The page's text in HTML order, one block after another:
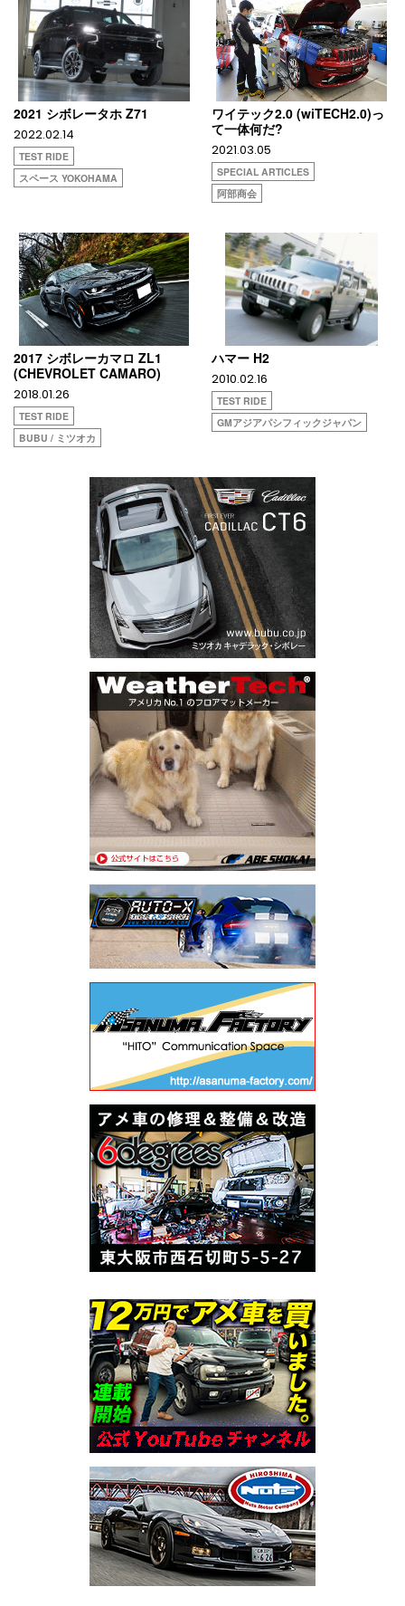
2021 シボレータホ Z71
2022.02.14
TEST RIDE
スペース YOKOHAMA
ワイテック2.0 (wiTECH2.0)っ
て一体何だ?
2021.03.05
SPECIAL ARTICLES
阿部商会
2017 シボレーカマロ ZL1
(CHEVROLET CAMARO)
2018.01.26
TEST RIDE
BUBU / ミツオカ
ハマー H2
2010.02.16
TEST RIDE
GMアジアパシフィックジャパン